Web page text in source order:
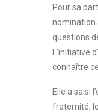
Pour sa
nomination
questions
L'initiative
connaître
Elle a saisi
fraternité,